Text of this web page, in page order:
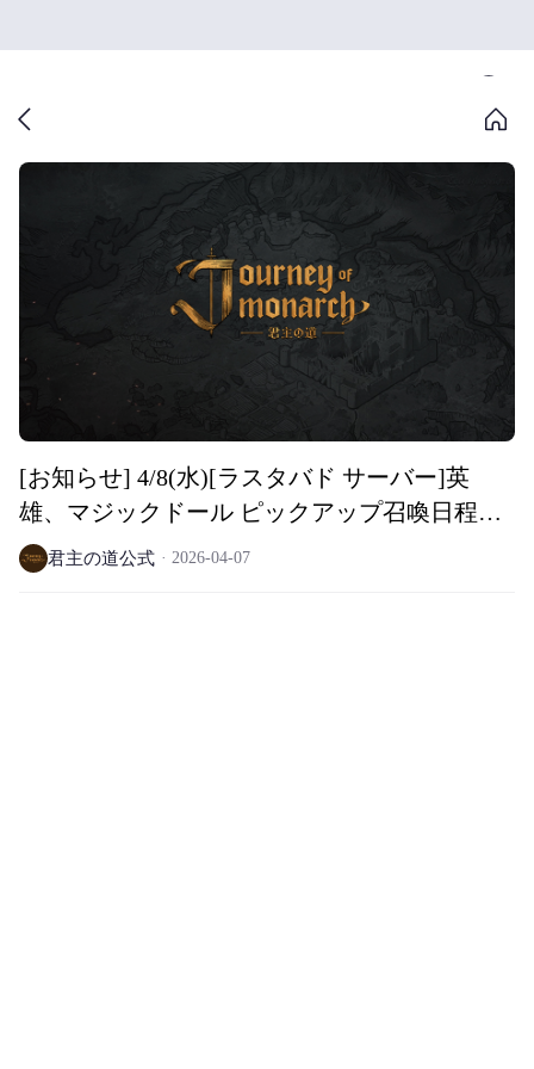
[お知らせ] 4/8(水)[ラスタバド サーバー]英
雄、マジックドール ピックアップ召喚日程の
ご案内
君主の道公式 2026-04-07